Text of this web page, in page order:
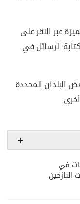
عبر النقر على
الرسائل في
البلدان المحددة
في